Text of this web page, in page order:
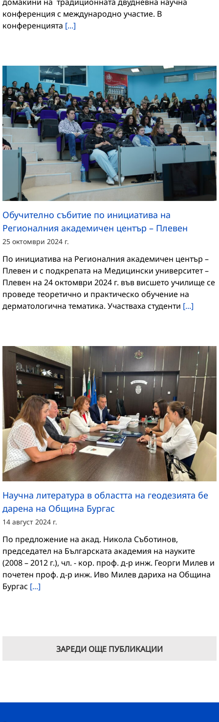
конференция с международно участие. В
конференцията [...]
Обучително събитие по инициатива на
Регионалния академичен център – Плевен
25 октомври 2024 г.
По инициатива на Регионалния академичен център –
Плевен и с подкрепата на Медицински университет –
Плевен на 24 октомври 2024 г. във висшето училище се
проведе теоретично и практическо обучение на
дерматологична тематика. Участваха студенти [...]
Научна литература в областта на геодезията бе
дарена на Община Бургас
14 август 2024 г.
По предложение на акад. Никола Съботинов,
председател на Българската академия на науките
(2008 – 2012 г.), чл. - кор. проф. д-р инж. Георги Милев и
почетен проф. д-р инж. Иво Милев дариха на Община
Бургас [...]
ЗАРЕДИ ОЩЕ ПУБЛИКАЦИИ